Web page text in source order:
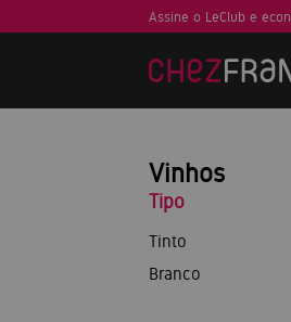
Assine o LeClub e
Vinhos
Tipo
Tinto
Branco